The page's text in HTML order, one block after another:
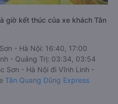
giờ kết thúc của xe khách Tân
- Hà Nội: 16:40, 17:00
- Quảng Trị: 03:34, 03:54
Sơn - Hà Nội đi Vĩnh Linh -
Tân Quang Dũng Express